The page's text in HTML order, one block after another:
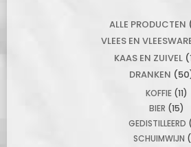
ALLE PRODUCTEN
VLEES EN
KAAS EN ZUIVEL
DRANKEN
KOFFIE (11)
BIER (15)
GEDISTILLEERD
SCHUIMWIJN